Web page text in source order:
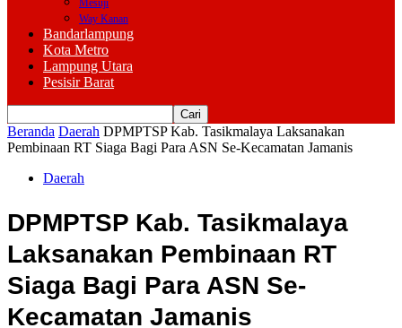
Mesuji
Way Kanan
Bandarlampung
Kota Metro
Lampung Utara
Pesisir Barat
Beranda Daerah DPMPTSP Kab. Tasikmalaya Laksanakan
Pembinaan RT Siaga Bagi Para ASN Se-Kecamatan Jamanis
Daerah
DPMPTSP Kab. Tasikmalaya
Laksanakan Pembinaan RT
Siaga Bagi Para ASN Se-
Kecamatan Jamanis